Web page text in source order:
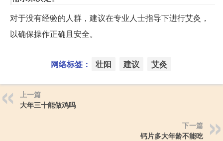
对于没有经验的人群，建议在专业人士指导下进行艾灸，
以确保操作正确且安全。
网络标签： 壮阳 建议 艾灸
上一篇
大年三十能做鸡吗
下一篇
钙片多大年龄不能吃